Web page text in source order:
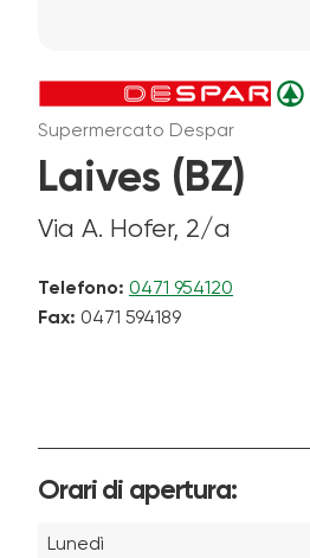
Supermercato Despar
Laives (BZ)
Via A. Hofer, 2/a
Telefono: 0471 954120
Fax: 0471 594189
Orari di apertura:
Lunedì